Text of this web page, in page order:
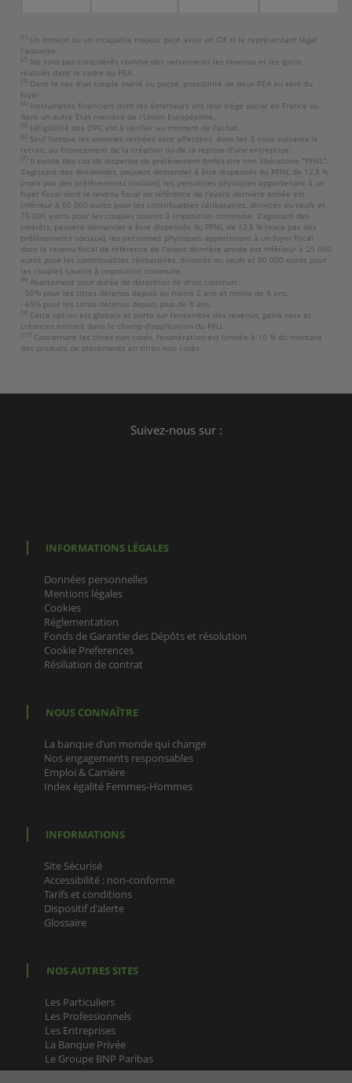
(1) Un mineur ou un incapable majeur peut avoir un CIF si le représentant légal
l'autorise.
(2) Ne sont pas considérés comme des versements les revenus et les gains
réalisés dans le cadre du PEA.
(3) Dans le cas d'un couple marié ou pacsé, possibilité de deux PEA au sein du
foyer.
(4) Instruments financiers dont les émetteurs ont leur siège social en France ou
dans un autre Etat membre de l'Union Européenne.
(5) L’éligibilité des OPC est à vérifier au moment de l’achat.
(6) Sauf lorsque les sommes retirées sont affectées, dans les 3 mois suivants le
retrait, au financement de la création ou de la reprise d’une entreprise.
(7) Il existe des cas de dispense de prélèvement forfaitaire non libératoire "PFNL".
S'agissant des dividendes, peuvent demander à être dispensés du PFNL de 12,8 %
(mais pas des prélèvements sociaux), les personnes physiques appartenant à un
foyer fiscal dont le revenu fiscal de référence de l'avant dernière année est
inférieur à 50 000 euros pour les contribuables célibataires, divorcés ou veufs et
75 000 euros pour les couples soumis à imposition commune. S'agissant des
intérêts, peuvent demander à être dispensés du PFNL de 12,8 % (mais pas des
prélèvements sociaux), les personnes physiques appartenant à un foyer fiscal
dont le revenu fiscal de référence de l'avant dernière année est inférieur à 25 000
euros pour les contribuables célibataires, divorcés ou veufs et 50 000 euros pour
les couples soumis à imposition commune.
(8) Abattement pour durée de détention de droit commun :
- 50% pour les titres détenus depuis au moins 2 ans et moins de 8 ans,
- 65% pour les titres détenus depuis plus de 8 ans.
(9) Cette option est globale et porte sur l'ensemble des revenus, gains nets et
créances entrant dans le champ d'application du PFU.
(10) Concernant les titres non cotés, l'exonération est limitée à 10 % du montant
des produits de placements en titres non cotés.
Suivez-nous sur :
INFORMATIONS LÉGALES
Données personnelles
Mentions légales
Cookies
Réglementation
Fonds de Garantie des Dépôts et résolution
Cookie Preferences
Résiliation de contrat
NOUS CONNAÎTRE
La banque d’un monde qui change
Nos engagements responsables
Emploi & Carrière
Index égalité Femmes-Hommes
INFORMATIONS
Site Sécurisé
Accessibilité : non-conforme
Tarifs et conditions
Dispositif d'alerte
Glossaire
NOS AUTRES SITES
Les Particuliers
Les Professionnels
Les Entreprises
La Banque Privée
Le Groupe BNP Paribas